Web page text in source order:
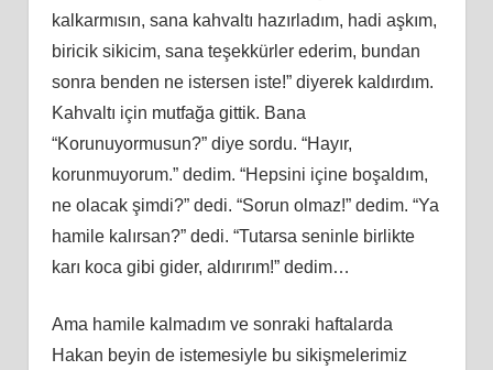
kalkarmısın, sana kahvaltı hazırladım, hadi aşkım,
biricik sikicim, sana teşekkürler ederim, bundan
sonra benden ne istersen iste!” diyerek kaldırdım.
Kahvaltı için mutfağa gittik. Bana
“Korunuyormusun?” diye sordu. “Hayır,
korunmuyorum.” dedim. “Hepsini içine boşaldım,
ne olacak şimdi?” dedi. “Sorun olmaz!” dedim. “Ya
hamile kalırsan?” dedi. “Tutarsa seninle birlikte
karı koca gibi gider, aldırırım!” dedim…
Ama hamile kalmadım ve sonraki haftalarda
Hakan beyin de istemesiyle bu sikişmelerimiz